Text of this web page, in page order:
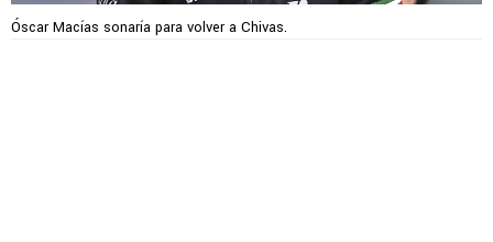
Óscar Macías sonaría para volver a Chivas.